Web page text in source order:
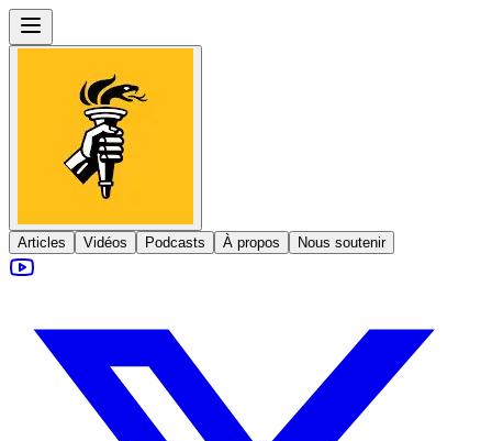
Articles Vidéos Podcasts À propos Nous soutenir